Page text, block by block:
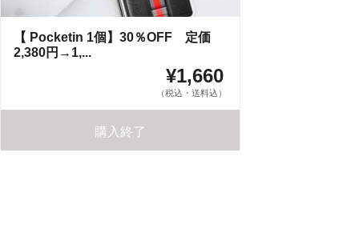
【 Pocketin 1個】30％OFF 定価
2,380円→1,...
¥1,660
（税込・送料込）
購入終了